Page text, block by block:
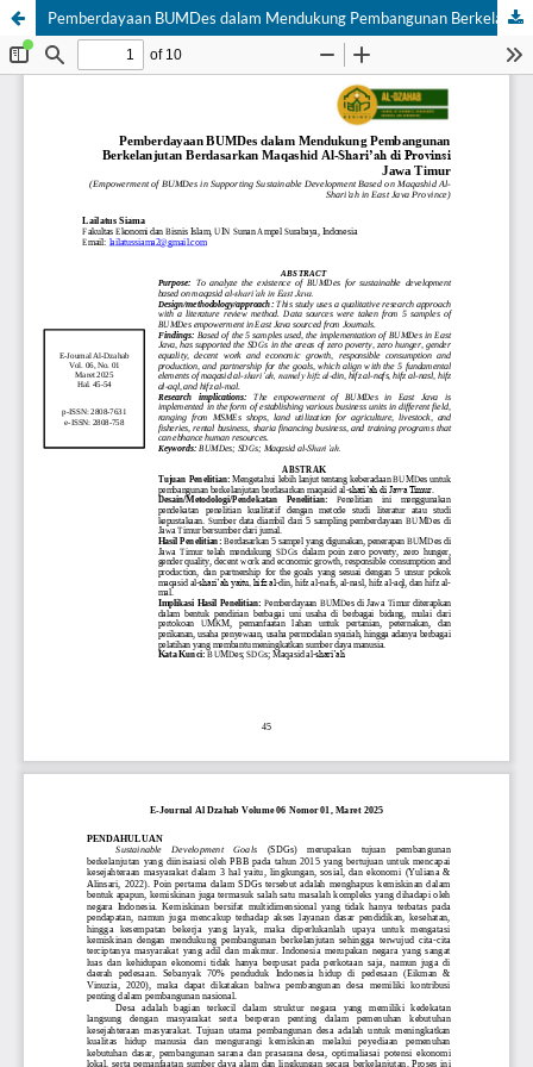
Pemberdayaan BUMDes dalam Mendukung Pembangunan Berkelanjutan Berdasarkan Maqashid Al-Shari’ah di Provinsi Jawa Timur